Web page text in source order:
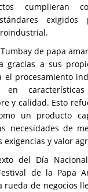
cumplieran
de papa
gracias a sus
el procesamiento
en
y calidad. Esto
un producto
necesidades de
exigencias y valor
del Día
de la Papa
rueda de negocios